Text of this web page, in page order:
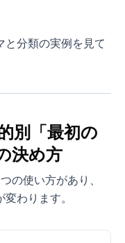
と分類の実例を見て
別「最初の
決め方
の使い方があり、
わります。